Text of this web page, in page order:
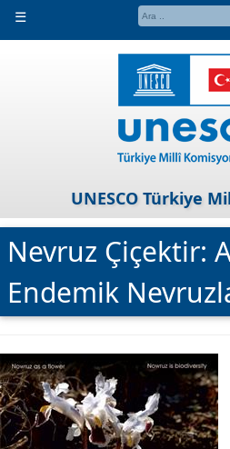
☰
UNESCO Türkiye
Nevruz Çiçektir:
Endemik